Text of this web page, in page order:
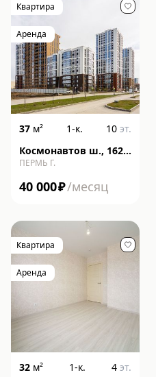
Квартира
Аренда
37 м² 1-к. 10 эт.
Космонавтов ш., 162,
литера к
ПЕРМЬ Г.
40 000₽/месяц
Квартира
Аренда
32 м² 1-к. 4 эт.